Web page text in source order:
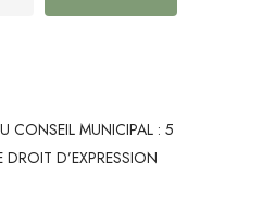
CONSEIL MUNICIPAL : 5
DROIT D’EXPRESSION